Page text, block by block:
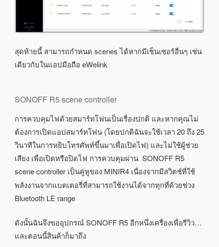
สุดท้ายนี้ สามารถกำหนด scenes ได้หากมีเซ็นเซอร์อื่นๆ เช่น
เดียวกับในแอปมือถือ eWelink
SONOFF R5 scene controller
การควบคุมไฟด้วยสมาร์ทโฟนเป็นเรื่องปกติ และหากคุณไม่
ต้องการเปิดแอปสมาร์ทโฟน (โดยปกติฉันจะใช้เวลา 20 ถึง 25
วินาทีในการหยิบโทรศัพท์ขึ้นมาเพื่อเปิดไฟ) และไม่ใช้ผู้ช่วย
เสียง เพื่อเปิดหรือปิดไฟ การควบคุมผ่าน SONOFF R5
scene controller เป็นคู่หูของ MINIR4 เนื่องจากมีสวิตช์ที่ใช้
พลังงานจากแบตเตอรี่ที่สามารถใช้งานได้จากทุกที่ด้วยช่วง
Bluetooth LE range
ดังนั้นฉันจึงขออุปกรณ์ SONOFF R5 อีกหนึ่งเครื่องเพื่อรีวิว…
และตอนนี้สินค้าก็มาถึง